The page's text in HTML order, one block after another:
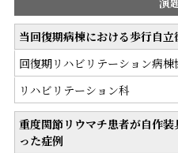
当回復期病棟における歩行自
回復期リハビリテーション病
リハビリテーション科
重度関節リウマチ患者が自作
った症例